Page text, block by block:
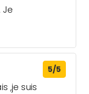
Je
5/5
,je suis